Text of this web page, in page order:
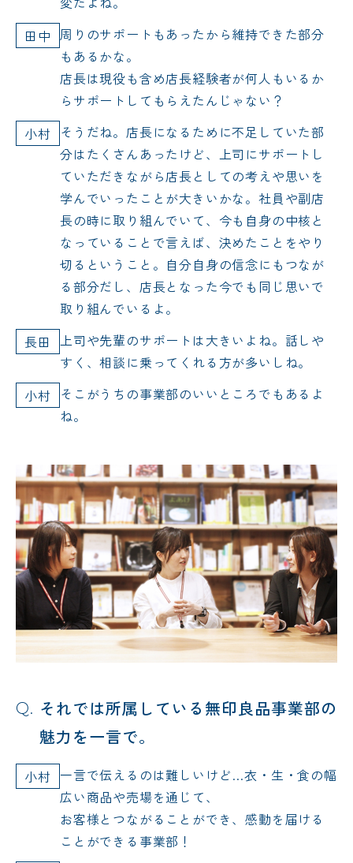
田中 周りのサポートもあったから維持できた部分
もあるかな。
店長は現役も含め店長経験者が何人もいるか
らサポートしてもらえたんじゃない？
小村
そうだね。店長になるために不足していた部
分はたくさんあったけど、上司にサポートし
ていただきながら店長としての考えや思いを
学んでいったことが大きいかな。社員や副店
長の時に取り組んでいて、今も自身の中核と
なっていることで言えば、決めたことをやり
切るということ。自分自身の信念にもつなが
る部分だし、店長となった今でも同じ思いで
取り組んでいるよ。
長田
上司や先輩のサポートは大きいよね。話しや
すく、相談に乗ってくれる方が多いしね。
小村
そこがうちの事業部のいいところでもあるよ
ね。
それでは所属している無印良品事業部の
魅力を一言で。
小村 一言で伝えるのは難しいけど…衣・生・食の幅
広い商品や売場を通じて、
お客様とつながることができ、感動を届ける
ことができる事業部！